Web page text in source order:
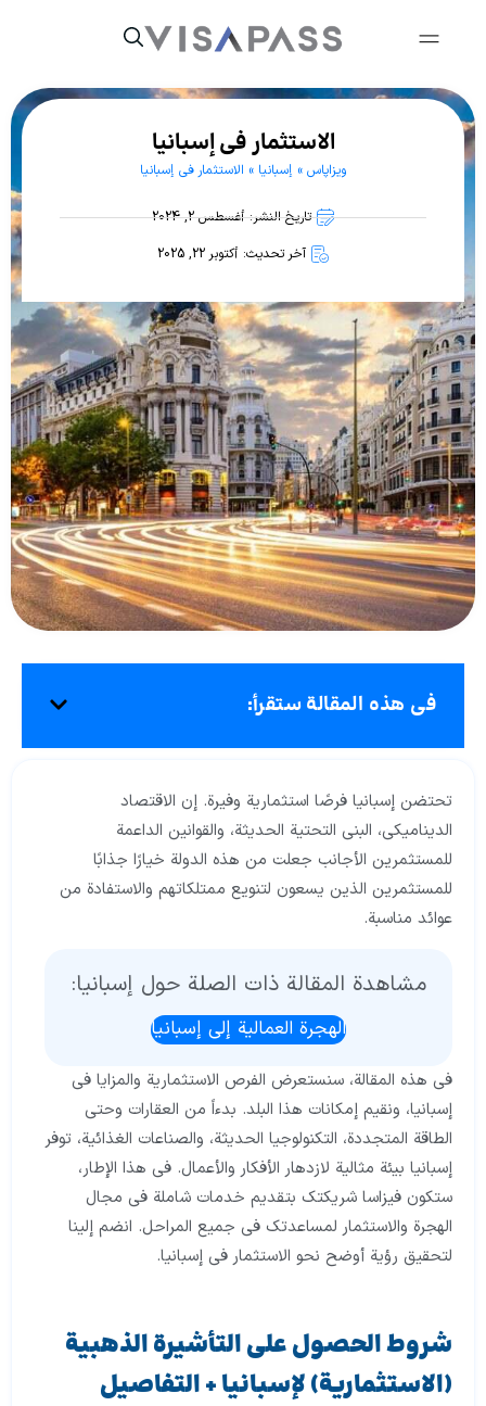
الاستثمار في إسبانيا
ویزاپاس » إسبانيا » الاستثمار في إسبانيا
تاريخ النشر: أغسطس 2, 2024
آخر تحديث: أكتوبر 22, 2025
تحتضن إسبانيا فرصًا استثمارية وفيرة. إن الاقتصاد
الديناميكي، البنى التحتية الحديثة، والقوانين الداعمة
للمستثمرين الأجانب جعلت من هذه الدولة خيارًا جذابًا
للمستثمرين الذين يسعون لتنويع ممتلكاتهم والاستفادة من
عوائد مناسبة.
مشاهدة المقالة ذات الصلة حول إسبانيا:
الهجرة العمالية إلى إسبانيا
في هذه المقالة، سنستعرض الفرص الاستثمارية والمزايا في
إسبانيا، ونقيم إمكانات هذا البلد. بدءاً من العقارات وحتى
الطاقة المتجددة، التكنولوجيا الحديثة، والصناعات الغذائية، توفر
إسبانيا بيئة مثالية لازدهار الأفكار والأعمال. في هذا الإطار،
ستكون فيزاسا شريكتك بتقديم خدمات شاملة في مجال
الهجرة والاستثمار لمساعدتك في جميع المراحل. انضم إلينا
لتحقيق رؤية أوضح نحو الاستثمار في إسبانيا.
شروط الحصول على التأشيرة الذهبية
(الاستثمارية) لإسبانيا + التفاصيل
في هذه المقالة ستقرأ: